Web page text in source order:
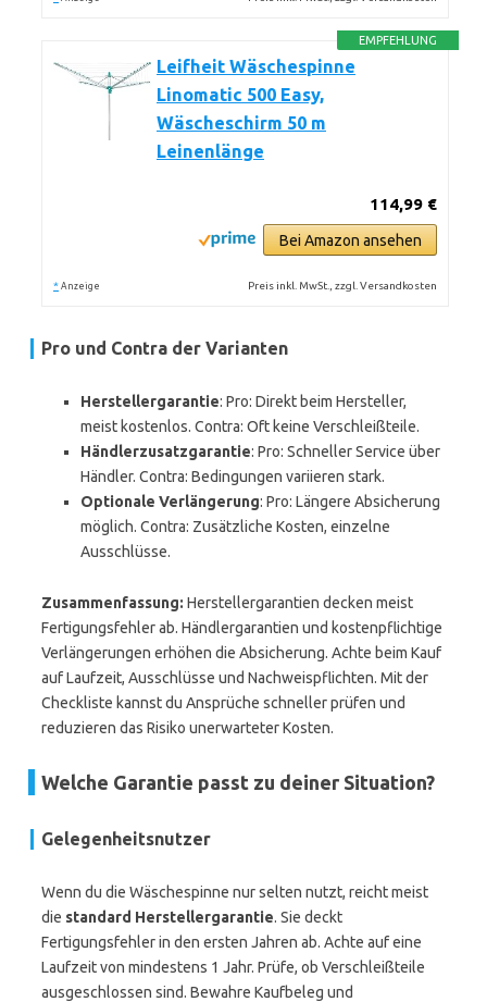
EMPFEHLUNG
Leifheit Wäschespinne
Linomatic 500 Easy,
Wäscheschirm 50 m
Leinenlänge
114,99 €
Bei Amazon ansehen
* Anzeige Preis inkl. MwSt., zzgl. Versandkosten
Pro und Contra der Varianten
Herstellergarantie: Pro: Direkt beim Hersteller,
meist kostenlos. Contra: Oft keine Verschleißteile.
Händlerzusatzgarantie: Pro: Schneller Service über
Händler. Contra: Bedingungen variieren stark.
Optionale Verlängerung: Pro: Längere Absicherung
möglich. Contra: Zusätzliche Kosten, einzelne
Ausschlüsse.
Zusammenfassung: Herstellergarantien decken meist
Fertigungsfehler ab. Händlergarantien und kostenpflichtige
Verlängerungen erhöhen die Absicherung. Achte beim Kauf
auf Laufzeit, Ausschlüsse und Nachweispflichten. Mit der
Checkliste kannst du Ansprüche schneller prüfen und
reduzieren das Risiko unerwarteter Kosten.
Welche Garantie passt zu deiner Situation?
Gelegenheitsnutzer
Wenn du die Wäschespinne nur selten nutzt, reicht meist
die standard Herstellergarantie. Sie deckt
Fertigungsfehler in den ersten Jahren ab. Achte auf eine
Laufzeit von mindestens 1 Jahr. Prüfe, ob Verschleißteile
ausgeschlossen sind. Bewahre Kaufbeleg und